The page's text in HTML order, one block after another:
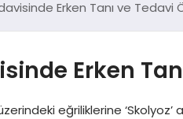
Erken Tanı ve Tedavi
Erken
eğriliklerine